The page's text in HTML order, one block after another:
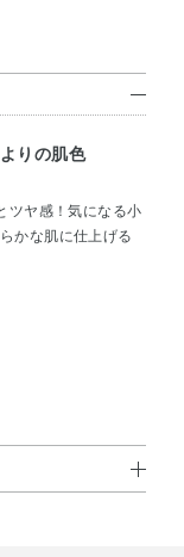
りの肌色
ツヤ感！気になる小
かな肌に仕上げる